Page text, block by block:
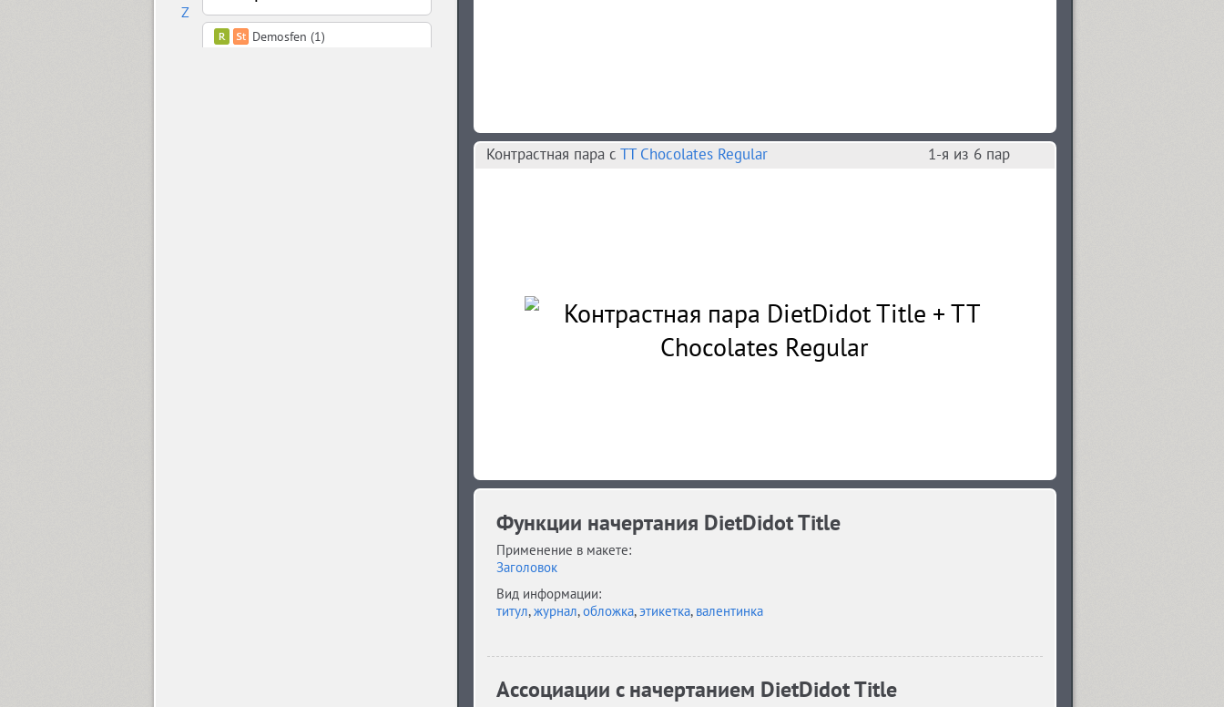
Z
Demosfen (1)
Контрастная пара c TT Chocolates Regular 1-я из 6пар
Функции начертания DietDidot Title
Применение в макете:
Заголовок
Вид информации:
титул,журнал,обложка,этикетка, валентинка
Ассоциации c начертанием DietDidot Title